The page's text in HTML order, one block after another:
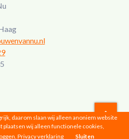
© 2026 |Privacyverklaring
daarom slaan wij alleen anoniem website
plaatsen wij alleen functionele cookies,
Privacy verklaring Sluiten